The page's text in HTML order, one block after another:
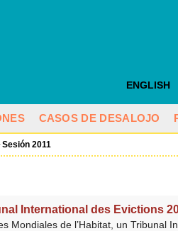
ENGLISH
CASOS DE DESALOJO
Sesión 2011
International des Evictions
Mondiales de l’Habitat, un